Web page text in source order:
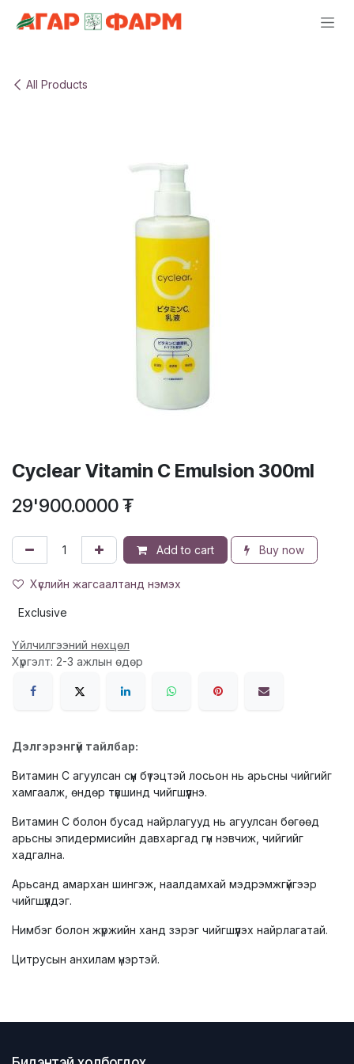
All Products
Cyclear Vitamin C Emulsion 300ml
29'900.0000₮
Add to cart Buy now
Хүслийн жагсаалтанд нэмэх
Exclusive
Үйлчилгээний нөхцөл
Хүргэлт: 2-3 ажлын өдөр
Дэлгэрэнгүй тайлбар:
Витамин C агуулсан сүүн бүтэцтэй лосьон нь арьсны чийгийг
хамгаалж, өндөр түвшинд чийгшүүлнэ.
Витамин C болон бусад найрлагууд нь агуулсан бөгөөд
арьсны эпидермисийн давхаргад гүн нэвчиж, чийгийг
хадгална.
Арьсанд амархан шингэж, наалдамхай мэдрэмжгүйгээр
чийгшүүлдэг.
Нимбэг болон жүржийн ханд зэрэг чийгшүүлэх найрлагатай.
Цитрусын анхилам үнэртэй.